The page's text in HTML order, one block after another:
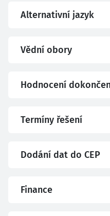
Alternativní jazyk
Vědní obory
Hodnocení
Termíny řešení
Dodání dat do CEP
Finance